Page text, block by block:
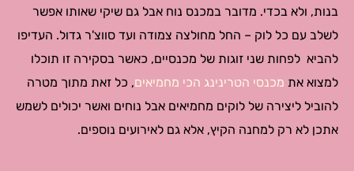
בנות, ולא בכדי. מדובר במכנס נוח אבל גם שיקי שאותו אפשר
לשלב עם כל לוק – החל מחולצה צמודה ועד סווצ'ר גדול. העדיפו
להביא לפחות שני זוגות של מכנסיים, כאשר בסקירה זו תוכלו
למצוא את מכנסי הטרינינג הכי מחמיאים, כל זאת מתוך מטרה
להוביל ליצירה של לוקים מחמיאים אבל נוחים ואשר יכולים לשמש
אתכן לא רק למחנה הקיץ, אלא גם לאירועים נוספים.